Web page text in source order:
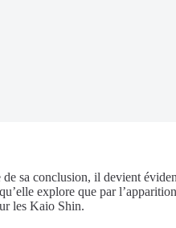
de sa conclusion, il devient
explore que par
les Kaio Shin.